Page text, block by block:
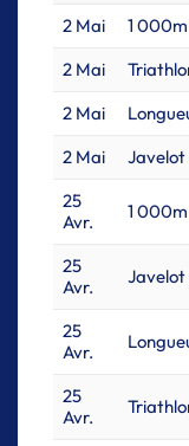
2 Mai 1 000m
2 Mai
2 Mai
2 Mai
25
Avr.
1 000m
25
Avr.
25
Avr.
25
Avr.